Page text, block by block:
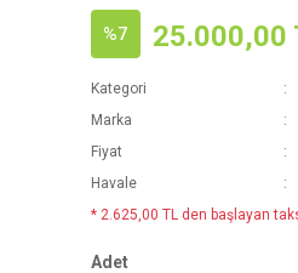
%7 25.000,00
Kategori
Marka
Fiyat
Havale
* 2.625,00 TL den başlayan
Adet